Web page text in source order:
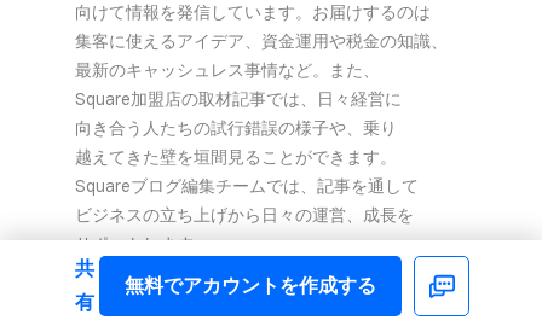
向けて​情報を​発信しています。​お届けするのは​
集客に​使える​アイデア、​資金運用や​税金の​知識、​
最新の​キャッシュレス事情など。​また、​
Square加盟店の​取材記事では、​日々​経営に​
向き合う​人たちの​試行錯誤の​様子や、​乗り​
越えてきた壁を​垣間見る​ことができます。​
Squareブログ編集チームでは、​記事を​通して​
ビジネスの​立ち上げから​日々の​運営、​成長を​
サポートします。
執筆は​2025年8月14日時点の​情報を​
Facebook
共
有
無料で​アカウントを​作成する